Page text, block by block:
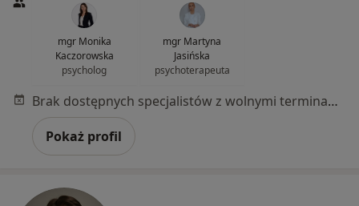
mgr Monika
Kaczorowska
psycholog
mgr Martyna
Jasińska
psychoterapeuta
Brak dostępnych specjalistów z wolnymi terminami w tym centrum medycznym.
Pokaż profil